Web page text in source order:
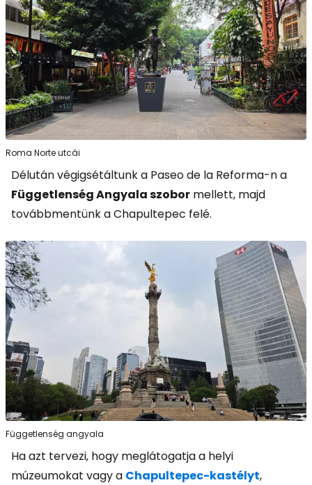
Roma Norte utcái
Délután végigsétáltunk a Paseo de la Reforma-n a
Függetlenség Angyala szobor mellett, majd
továbbmentünk a Chapultepec felé.
Függetlenség angyala
Ha azt tervezi, hogy meglátogatja a helyi
múzeumokat vagy a Chapultepec-kastélyt,